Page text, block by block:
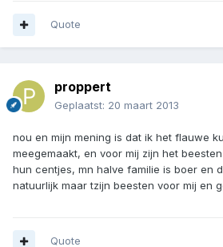
Quote
proppert
Geplaatst: 20 maart 2013
nou en mijn mening is dat ik het flauwe
meegemaakt, en voor mij zijn het
hun centjes, mn halve familie is boer en
natuurlijk maar tzijn beesten voor mij en
Quote